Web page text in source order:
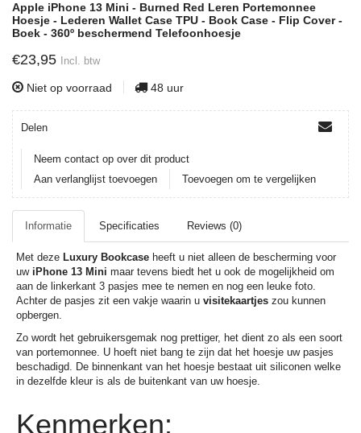
Apple iPhone 13 Mini - Burned Red Leren Portemonnee
Hoesje - Lederen Wallet Case TPU - Book Case - Flip Cover -
Boek - 360º beschermend Telefoonhoesje
€23,95 Incl. btw
Niet op voorraad 48 uur
Delen
Neem contact op over dit product
Aan verlanglijst toevoegen
Toevoegen om te vergelijken
Informatie Specificaties Reviews (0)
Met deze Luxury Bookcase heeft u niet alleen de bescherming voor
uw iPhone 13 Mini maar tevens biedt het u ook de mogelijkheid om
aan de linkerkant 3 pasjes mee te nemen en nog een leuke foto.
Achter de pasjes zit een vakje waarin u visitekaartjes zou kunnen
opbergen.
Zo wordt het gebruikersgemak nog prettiger, het dient zo als een soort
van portemonnee. U hoeft niet bang te zijn dat het hoesje uw pasjes
beschadigd. De binnenkant van het hoesje bestaat uit siliconen welke
in dezelfde kleur is als de buitenkant van uw hoesje.
Kenmerken: